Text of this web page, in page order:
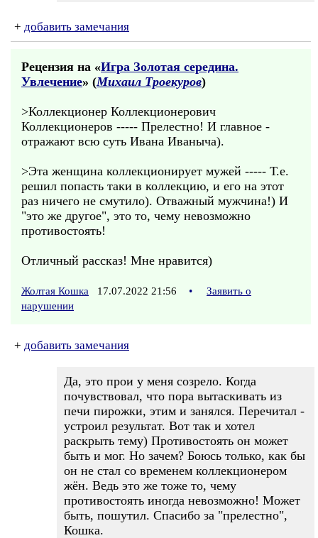
+ добавить замечания
Рецензия на «Игра Золотая середина.
Увлечение» (Михаил Троекуров)
>Коллекционер Коллекционерович
Коллекционеров ----- Прелестно! И главное -
отражают всю суть Ивана Иваныча).
>Эта женщина коллекционирует мужей ----- Т.е.
решил попасть таки в коллекцию, и его на этот
раз ничего не смутило). Отважный мужчина!) И
"это же другое", это то, чему невозможно
противостоять!
Отличный рассказ! Мне нравится)
Жолтая Кошка 17.07.2022 21:56 •
Заявить о
нарушении
+ добавить замечания
Да, это прои у меня созрело. Когда
почувствовал, что пора вытаскивать из
печи пирожки, этим и занялся. Перечитал -
устроил результат. Вот так и хотел
раскрыть тему) Противостоять он может
быть и мог. Но зачем? Боюсь только, как бы
он не стал со временем коллекционером
жён. Ведь это же тоже то, чему
противостоять иногда невозможно! Может
быть, пошутил. Спасибо за "прелестно",
Кошка.